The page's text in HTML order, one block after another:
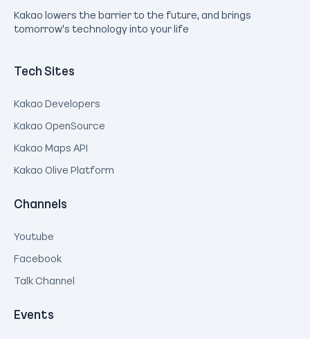
Kakao lowers the barrier to the future, and brings
tomorrow's technology into your life
Tech Sites
Kakao Developers
Kakao OpenSource
Kakao Maps API
Kakao Olive Platform
Channels
Youtube
Facebook
Talk Channel
Events